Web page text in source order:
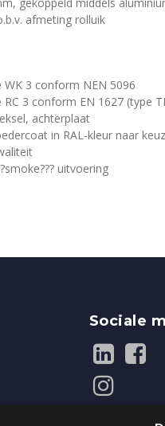
afmeting rolluik
WK 3 conform NEN 5096
3 conform EN 1627 (type
achterplaat
in RAL-kleur naar
uitvoering
Sociale